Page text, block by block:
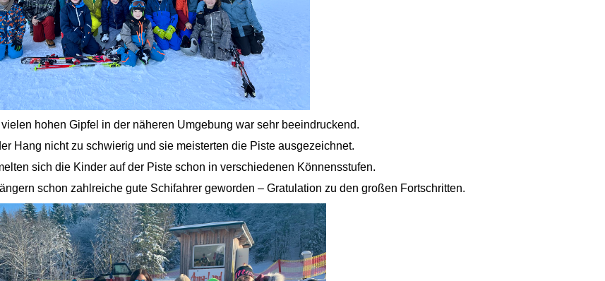
hohen Gipfel in der näheren Umgebung war sehr beeindruckend.
Hang nicht zu schwierig und sie meisterten die Piste ausgezeichnet.
sich die Kinder auf der Piste schon in verschiedenen Könnensstufen.
schon zahlreiche gute Schifahrer geworden – Gratulation zu den großen Fortschritten.